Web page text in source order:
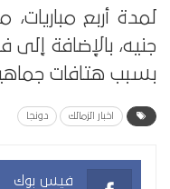
جنيه، بالإضافة
بسبب هتافات
اخبار الزمالك دونجا
فيس بوك